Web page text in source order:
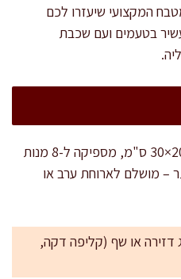
המקצועי שיעזרו לכם
בטעמים ועם שכבת
המתכון מתאים לתבנית בגודל 20×30 ס"מ, מספיקה ל-8 מנות
קטנות יותר – מושלם לארוחת ערב או
דזירה או שף (קליפה דקה,